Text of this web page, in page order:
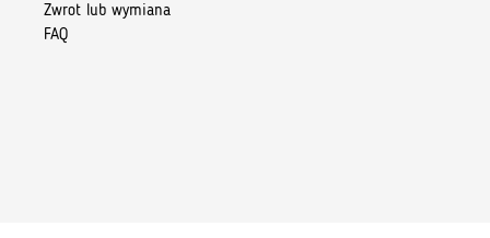
Zwrot lub wymiana
FAQ